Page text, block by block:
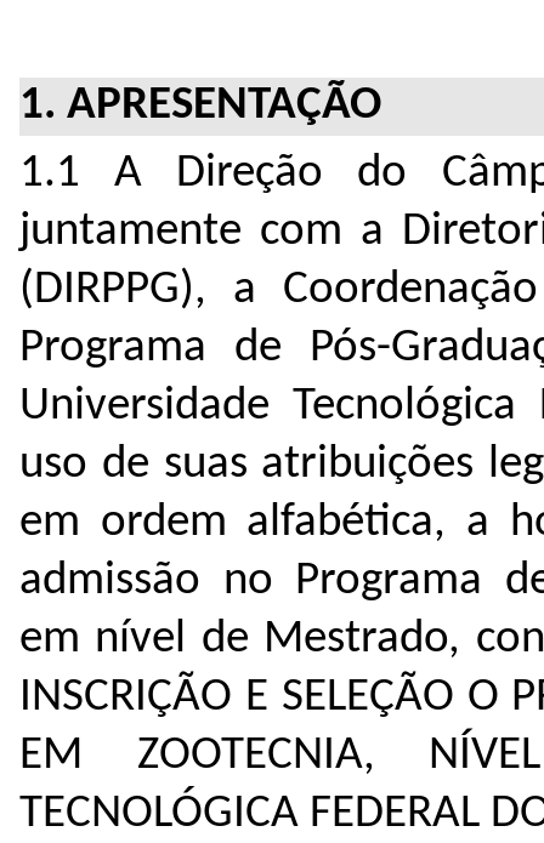
1. APRESENTAÇÃO
1.1 A Direção do
juntamente com a
(DIRPPG), a
Programa de Pós-
Universidade
uso de suas atribuições
em ordem alfabética, a
admissão no Programa
em nível de Mestrado,
INSCRIÇÃO E SELEÇÃO O
EM ZOOTECNIA,
TECNOLÓGICA FEDERAL